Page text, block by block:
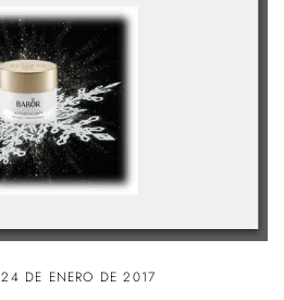
24 DE ENERO DE 2017